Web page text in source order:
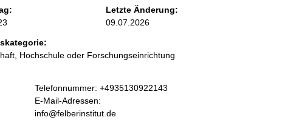
Letzte Änderung:
09.07.2026
Hochschule oder Forschungseinrichtung
K
o
n
Telefonnummer: +4935130922143
E-Mail-Adressen:
info@felberinstitut.de